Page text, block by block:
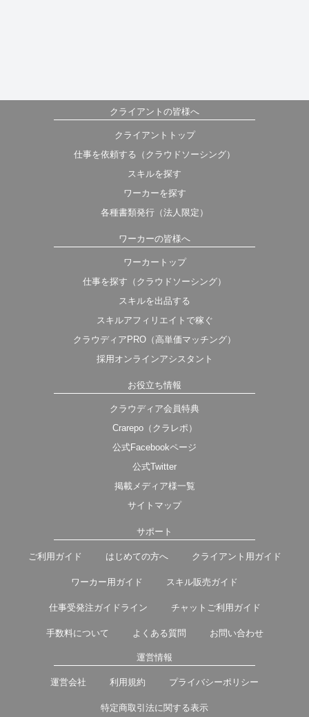
クライアントの皆様へ
クライアントトップ
仕事を依頼する（クラウドソーシング）
スキルを探す
ワーカーを探す
各種書類発行（法人限定）
ワーカーの皆様へ
ワーカートップ
仕事を探す（クラウドソーシング）
スキルを出品する
スキルアフィリエイトで稼ぐ
クラウディアPRO（高単価マッチング）
採用オンラインアシスタント
お役立ち情報
クラウディア会員特典
Crarepo（クラレポ）
公式Facebookページ
公式Twitter
掲載メディア様一覧
サイトマップ
サポート
ご利用ガイド はじめての方へ クライアント用ガイド
ワーカー用ガイド スキル販売ガイド
仕事受発注ガイドライン チャットご利用ガイド
手数料について よくある質問 お問い合わせ
運営情報
運営会社 利用規約 プライバシーポリシー
特定商取引法に関する表示